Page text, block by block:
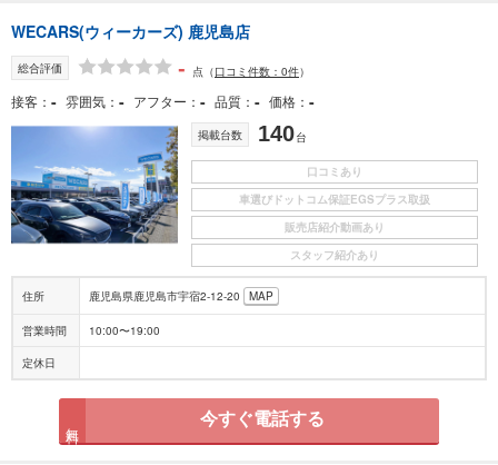
WECARS(ウィーカーズ) 鹿児島店
総合評価 - 点 （口コミ件数：0件）
接客 - 雰囲気 - アフター - 品質 - 価格 -
掲載台数 140台
口コミあり
車選びドットコム保証EGSプラス取扱
販売店紹介動画あり
スタッフ紹介あり
住所 鹿児島県鹿児島市宇宿2-12-20 MAP
営業時間 10:00〜19:00
定休日
今すぐ電話する